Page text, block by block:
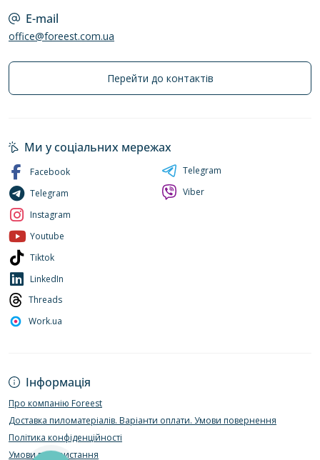
E-mail
office@foreest.com.ua
Перейти до контактів
Інформація
Про компанію Foreest
Доставка пиломатеріалів. Варіанти оплати. Умови повернення
Політика конфіденційності
Умови використання
Ми у соціальних мережах
Facebook
Telegram
Instagram
Youtube
Tiktok
LinkedIn
Threads
Work.ua
Telegram
Viber